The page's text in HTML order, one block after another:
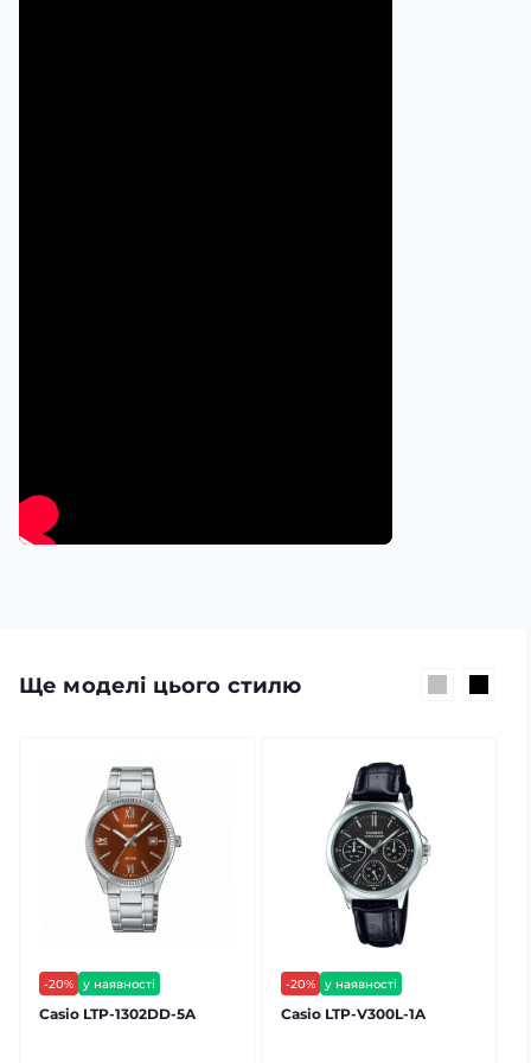
Ще моделі цього стилю
-20%
у наявності
безкоштовна доставка
Casio LTP-1302DD-5A
-20%
у наявності
безкоштовна доставка
Casio LTP-V300L-1A